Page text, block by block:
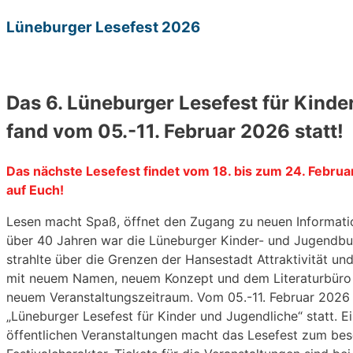
Lüneburger Lesefest 2026
Das 6. Lüneburger Lesefest für
fand vom 05.-11. Februar 2026 statt!
Das nächste Lesefest findet vom 18. bis zum 24.
auf Euch!
Lesen macht Spaß, öffnet den Zugang zu neuen
über 40 Jahren war die Lüneburger Kinder- und
strahlte über die Grenzen der Hansestadt Attraktivität
mit neuem Namen, neuem Konzept und dem
neuem Veranstaltungszeitraum. Vom 05.-11. Februar
„Lüneburger Lesefest für Kinder und Jugendliche“ statt.
öffentlichen Veranstaltungen macht das Lesefest zum